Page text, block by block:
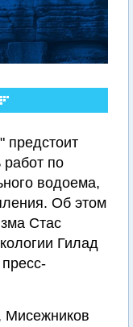
предстоит
по
водоема,
Об этом
Стас
Гилад
Мисежников